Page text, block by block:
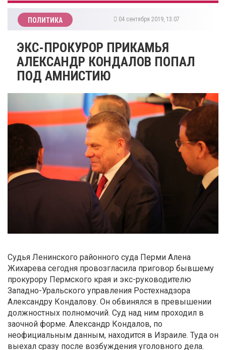
ПОЛИТИКА 04 сентября 2019, 13:07
ЭКС-ПРОКУРОР ПРИКАМЬЯ
АЛЕКСАНДР КОНДАЛОВ ПОПАЛ
ПОД АМНИСТИЮ
Судья Ленинского районного суда Перми Алена
Жихарева сегодня провозгласила приговор бывшему
прокурору Пермского края и экс-руководителю
Западно-Уральского управления Ростехнадзора
Александру Кондалову. Он обвинялся в превышении
должностных полномочий. Суд над ним проходил в
заочной форме. Александр Кондалов, по
неофициальным данным, находится в Израиле. Туда он
выехал сразу после возбуждения уголовного дела.